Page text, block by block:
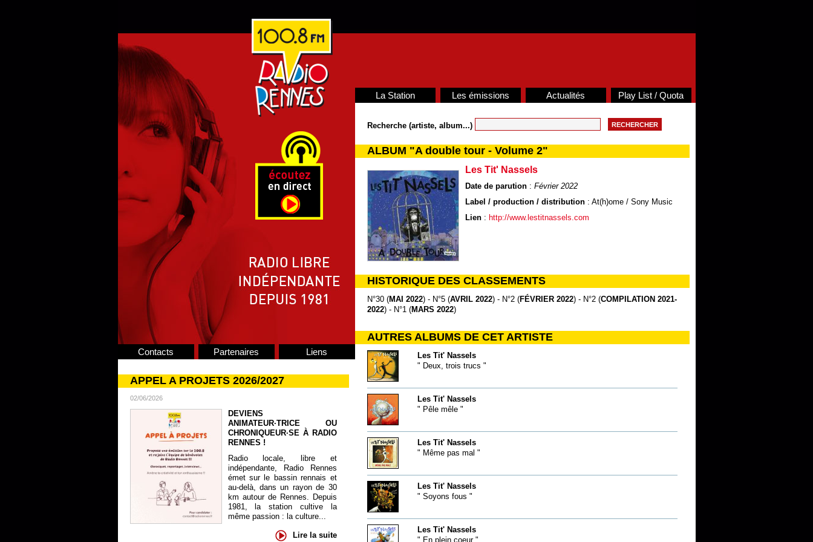
Contacts Partenaires Liens
APPEL A PROJETS 2026/2027
02/06/2026
DEVIENS
ANIMATEUR·TRICE OU
CHRONIQUEUR·SE À RADIO
RENNES !
Radio locale, libre et
indépendante, Radio Rennes
émet sur le bassin rennais et
au-delà, dans un rayon de 30
km autour de Rennes. Depuis
1981, la station cultive la
même passion : la culture...
Lire la suite
La Station Les émissions Actualités Play List / Quota
Recherche (artiste, album...)
ALBUM "A double tour - Volume 2"
Les Tit' Nassels
Date de parution: Février 2022
Label / production / distribution: At(h)ome / Sony Music
Lien: http://www.lestitnassels.com
HISTORIQUE DES CLASSEMENTS
N°30 (MAI 2022) - N°5 (AVRIL 2022) - N°2 (FÉVRIER 2022) - N°2 (COMPILATION 2021-
2022) - N°1 (MARS 2022)
AUTRES ALBUMS DE CET ARTISTE
Les Tit' Nassels
" Deux, trois trucs "
Les Tit' Nassels
" Pêle mêle "
Les Tit' Nassels
" Même pas mal "
Les Tit' Nassels
" Soyons fous "
Les Tit' Nassels
" En plein coeur "